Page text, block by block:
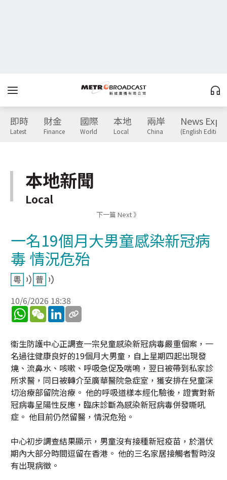
即時
Latest
財金
Finance
國際
World
本地
Local
兩岸
China
News
(English Edition)
本地新聞
Local
下一篇 Next 》
一名19個月大男童感染新冠病
毒 情況危殆
10/6/2026 18:38
WhatsApp
WeChatLinkedIn
衞生防護中心正調查一宗兒童感染新冠病毒嚴重個案，一
名過往健康良好的19個月大男童，自上星期四起出現發
燒、流鼻水、咳嗽、呼吸急促及喘鳴，翌日被帶到私家診
所求醫，同日被轉介至廣華醫院急症室，獲安排在兒童深
切治療部留院治療。 他的呼吸道樣本經化驗後，證實對新
冠病毒呈陽性反應，臨床診斷為感染新冠病毒併發嘶吼
症。 他目前仍然留醫，情況危殆。
中心初步調查結果顯示，男童沒有接種新冠疫苗，於潛伏
期內大部分時間逗留在香港。 他的三名家居接觸者暫時沒
有出現病徵。